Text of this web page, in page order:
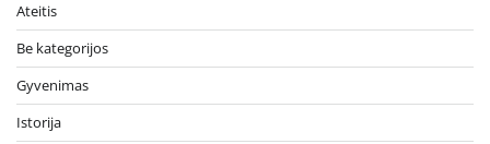
Ateitis
Be kategorijos
Gyvenimas
Istorija